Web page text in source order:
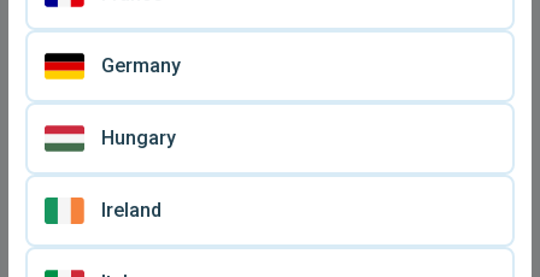
Germany
Hungary
Ireland